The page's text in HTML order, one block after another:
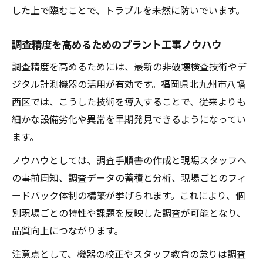
した上で臨むことで、トラブルを未然に防いでいます。
調査精度を高めるためのプラント工事ノウハウ
調査精度を高めるためには、最新の非破壊検査技術やデ
ジタル計測機器の活用が有効です。福岡県北九州市八幡
西区では、こうした技術を導入することで、従来よりも
細かな設備劣化や異常を早期発見できるようになってい
ます。
ノウハウとしては、調査手順書の作成と現場スタッフへ
の事前周知、調査データの蓄積と分析、現場ごとのフィ
ードバック体制の構築が挙げられます。これにより、個
別現場ごとの特性や課題を反映した調査が可能となり、
品質向上につながります。
注意点として、機器の校正やスタッフ教育の怠りは調査